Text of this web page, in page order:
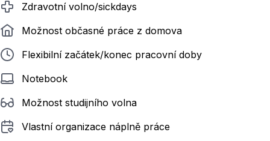
Zdravotní volno/sickdays
Možnost občasné práce z domova
Flexibilní začátek/konec pracovní doby
Notebook
Možnost studijního volna
Vlastní organizace náplně práce